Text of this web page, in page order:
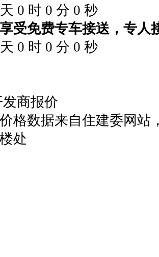
天 0 时 0 分 0 秒
受免费专车接送，专人
天 0 时 0 分 0 秒
发商报价
格数据来自住建委网站
处